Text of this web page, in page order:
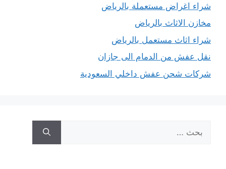
شراء اغراض مستعملة بالرياض
مخازن الاثاث بالرياض
شراء اثاث مستعمل بالرياض
نقل عفش من الدمام الى جازان
شركات شحن عفش داخلي السعودية
عن: